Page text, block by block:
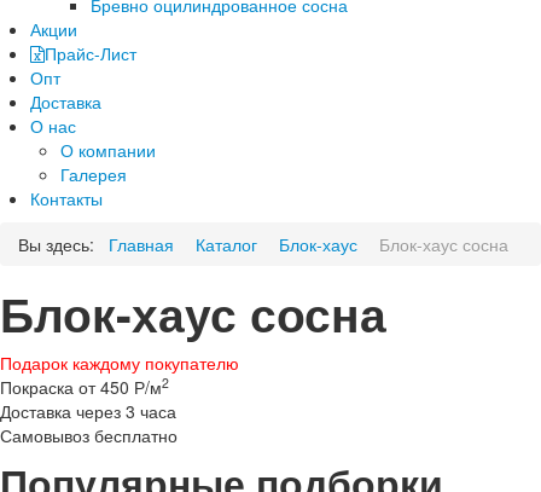
Бревно оцилиндрованное сосна
Акции
Прайс-Лист
Опт
Доставка
О нас
О компании
Галерея
Контакты
Вы здесь:
Главная Каталог Блок-хаус Блок-хаус сосна
Блок-хаус сосна
Подарок каждому покупателю
Покраска от 450 Р/м2
Доставка через 3 часа
Самовывоз бесплатно